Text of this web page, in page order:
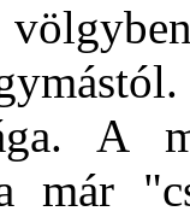
A
már